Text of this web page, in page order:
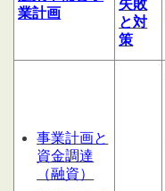
業計画
失敗
と対
策
事業計画と
資金調達
（融資）